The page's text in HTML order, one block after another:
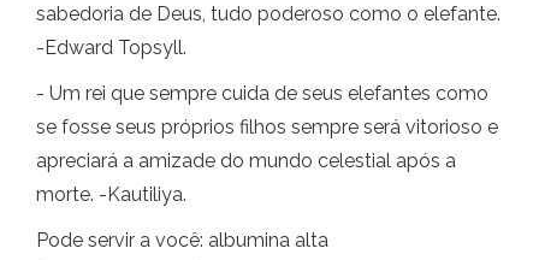
sabedoria de Deus, tudo poderoso como o elefante.
-Edward Topsyll.
- Um rei que sempre cuida de seus elefantes como
se fosse seus próprios filhos sempre será vitorioso e
apreciará a amizade do mundo celestial após a
morte. -Kautiliya.
Pode servir a você: albumina alta